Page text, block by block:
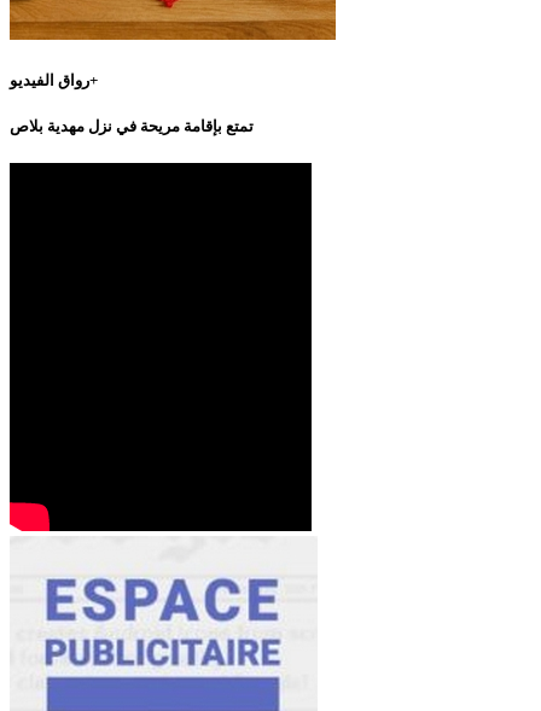
رواق الفيديو+
تمتع بإقامة مريحة في نزل مهدية بلاص